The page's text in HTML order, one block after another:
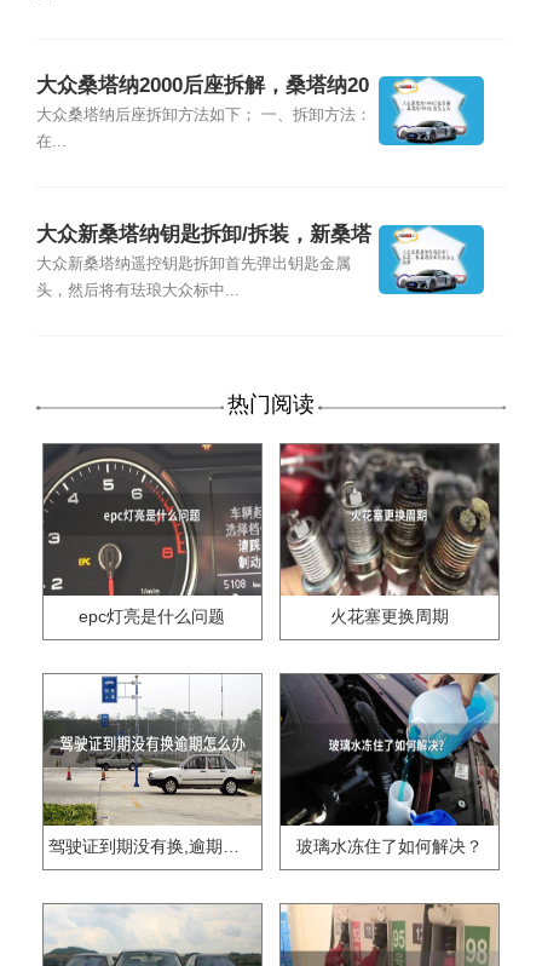
大众桑塔纳2000后座拆解，桑塔纳20
00后座怎么拆
大众桑塔纳后座拆卸方法如下； 一、拆卸方法：
在...
大众新桑塔纳钥匙拆卸/拆装，新桑塔
纳车钥匙怎么拆卸
大众新桑塔纳遥控钥匙拆卸首先弹出钥匙金属
头，然后将有珐琅大众标中...
热门阅读
epc灯亮是什么问题 火花塞更换周期
驾驶证到期没有换,逾期怎么办?? 玻璃水冻住了如何解决？